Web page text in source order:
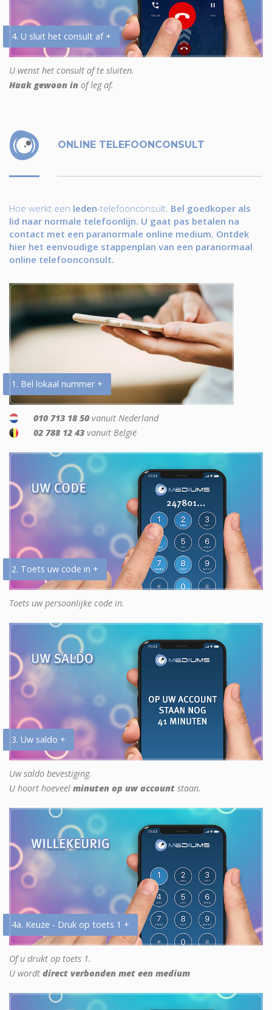
4. U sluit het consult af +
U wenst het consult af te sluiten.
Haak gewoon in of leg af.
ONLINE TELEFOONCONSULT
Hoe werkt een leden-telefoonconsult. Bel goedkoper als
lid naar normale telefoonlijn. U gaat pas betalen na
contact met een paranormale online medium. Ontdek
hier het eenvoudige stappenplan van een paranormaal
online telefoonconsult.
1. Bel lokaal nummer +
010 713 18 50 vanuit Nederland
02 788 12 43 vanuit België
2. Toets uw code in +
Toets uw persoonlijke code in.
3. Uw saldo +
Uw saldo bevestiging.
U hoort hoeveel minuten op uw account staan.
4a. Keuze - Druk op toets 1 +
Of u drukt op toets 1.
U wordt direct verbonden met een medium